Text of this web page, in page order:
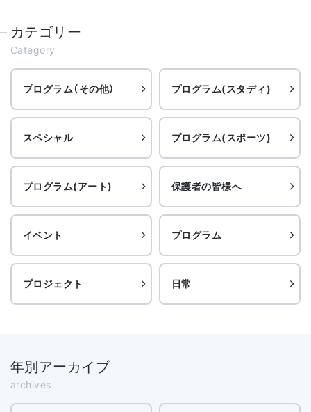
カテゴリー
Category
プログラム（その他） プログラム(スタディ)
スペシャル プログラム(スポーツ)
プログラム(アート) 保護者の皆様へ
イベント プログラム
プロジェクト 日常
年別アーカイブ
archives